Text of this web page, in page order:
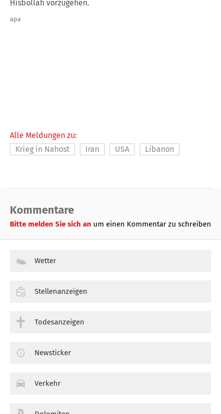
Hisbollah vorzugehen.
apa
Alle Meldungen zu:
Krieg in Nahost
Iran USA Libanon
Kommentare
Bitte melden Sie sich an um einen Kommentar zu schreiben
Wetter
Stellenanzeigen
Todesanzeigen
Newsticker
Verkehr